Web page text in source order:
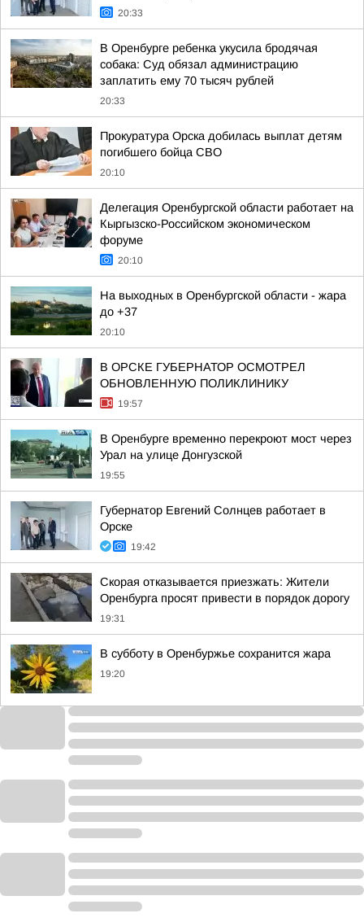
20:33
В Оренбурге ребенка укусила бродячая
собака: Суд обязал администрацию
заплатить ему 70 тысяч рублей
20:33
Прокуратура Орска добилась выплат детям
погибшего бойца СВО
20:10
Делегация Оренбургской области работает на
Кыргызско-Российском экономическом
форуме
20:10
На выходных в Оренбургской области - жара
до +37
20:10
В ОРСКЕ ГУБЕРНАТОР ОСМОТРЕЛ
ОБНОВЛЕННУЮ ПОЛИКЛИНИКУ
19:57
В Оренбурге временно перекроют мост через
Урал на улице Донгузской
19:55
Губернатор Евгений Солнцев работает в
Орске
19:42
Скорая отказывается приезжать: Жители
Оренбурга просят привести в порядок дорогу
19:31
В субботу в Оренбуржье сохранится жара
19:20